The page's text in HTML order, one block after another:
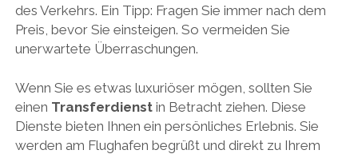
des Verkehrs. Ein Tipp: Fragen Sie immer nach dem
Preis, bevor Sie einsteigen. So vermeiden Sie
unerwartete Überraschungen.
Wenn Sie es etwas luxuriöser mögen, sollten Sie
einen Transferdienstin Betracht ziehen. Diese
Dienste bieten Ihnen ein persönliches Erlebnis. Sie
werden am Flughafen begrüßt und direkt zu Ihrem